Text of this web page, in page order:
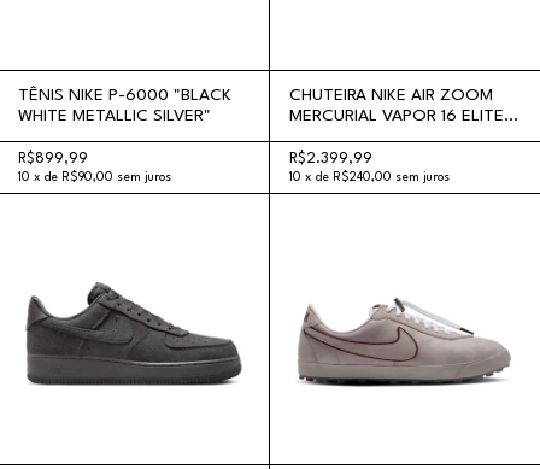
TÊNIS NIKE P-6000 "BLACK
WHITE METALLIC SILVER"
R$899,99
10 x de R$90,00 sem juros
CHUTEIRA NIKE AIR ZOOM
MERCURIAL VAPOR 16 ELITE
AND METALLIC SILVER"
R$2.399,99
10 x de R$240,00 sem juros